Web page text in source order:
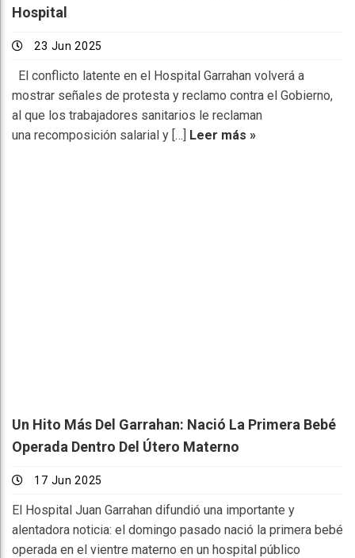
Hospital
23 Jun 2025
El conflicto latente en el Hospital Garrahan volverá a
mostrar señales de protesta y reclamo contra el Gobierno,
al que los trabajadores sanitarios le reclaman
una recomposición salarial y […]
Leer más »
Un Hito Más Del Garrahan: Nació La Primera Bebé
Operada Dentro Del Útero Materno
17 Jun 2025
El Hospital Juan Garrahan difundió una importante y
alentadora noticia: el domingo pasado nació la primera bebé
operada en el vientre materno en un hospital público